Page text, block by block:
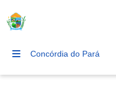
Concórdia do Pará